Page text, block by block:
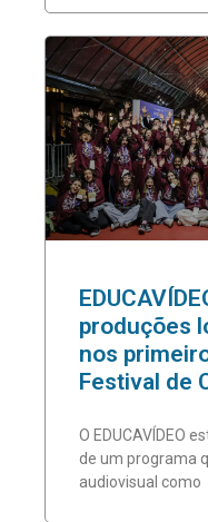
produções
nos
Festival de
O EDUCAVÍDEO
de um programa
audiovisual como